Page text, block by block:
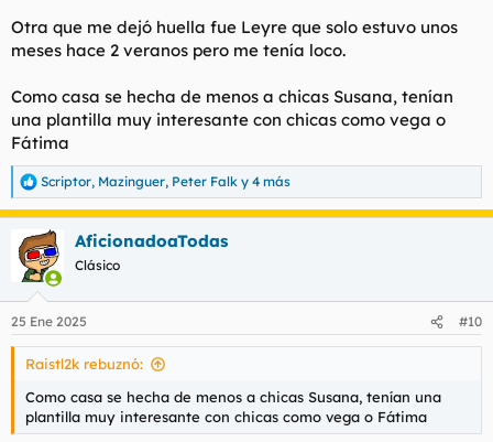
Otra que me dejó huella fue Leyre que solo estuvo unos
meses hace 2 veranos pero me tenía loco.
Como casa se hecha de menos a chicas Susana, tenían
una plantilla muy interesante con chicas como vega o
Fátima
R
e
a
c
c
e
s
Scriptor, Mazinguer, Peter Falk y 4 más
AficionadoaTodas
Clásico
25 Ene 2025 #10
Raistl2k rebuznó:
Como casa se hecha de menos a chicas Susana, tenían una
plantilla muy interesante con chicas como vega o Fátima